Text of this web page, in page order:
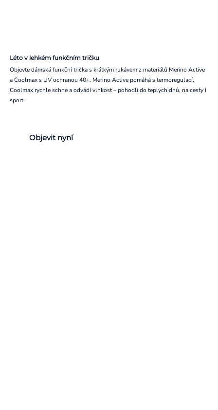
Léto v lehkém funkčním tričku
Objevte dámská funkční trička s krátkým rukávem z materiálů Merino Active
a Coolmax s UV ochranou 40+. Merino Active pomáhá s termoregulací,
Coolmax rychle schne a odvádí vlhkost – pohodlí do teplých dnů, na cesty i
sport.
Objevit nyní